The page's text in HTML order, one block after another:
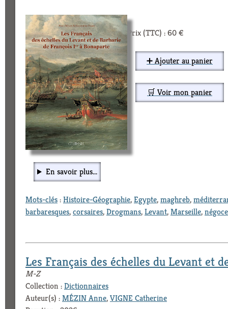
Prix (TTC) : 60 €
➕ Ajouter au panier
🛒 Voir mon panier
En savoir plus...
Mots-clés:Histoire-Géographie,Egypte,maghreb,
barbaresques,corsaires,Drogmans,Levant,Marseille,négoce
Les Français des échelles du Levant et
M-Z
Collection :Dictionnaires
Auteur(s) :MÉZIN Anne,VIGNE Catherine